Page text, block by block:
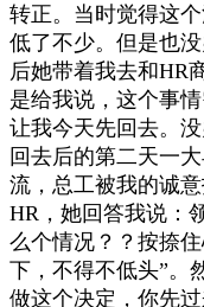
转正。当时觉得这
低了不少。但是也
后她带着我去和HR
是给我说，这个事
让我今天先回去。
回去后的第二天一
流，总工被我的诚
HR，她回答我说：
么个情况？？按捺
下，不得不低头”。
做这个决定，你先